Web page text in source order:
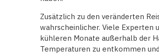
Zusätzlich zu den veränderten
wahrscheinlicher. Viele Experten
kühleren Monate außerhalb der
Temperaturen zu entkommen